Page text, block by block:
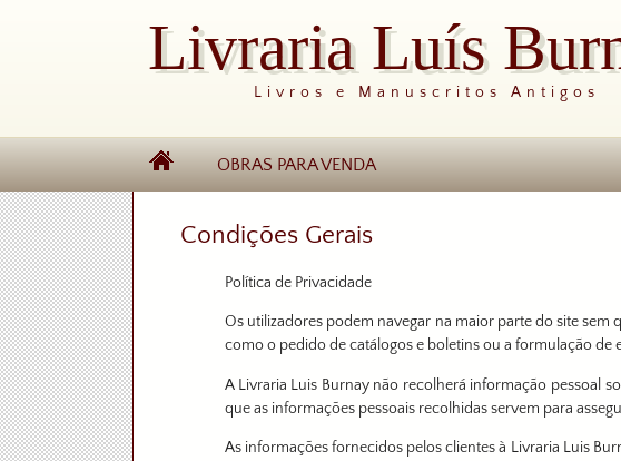
Livraria Luís
Livros e Manuscritos Antigos
OBRAS PARA VENDA
Condições Gerais
Política de Privacidade
Os utilizadores podem navegar na maior parte do site sem
como o pedido de catálogos e boletins ou a formulação de
A Livraria Luis Burnay não recolherá informação pessoal
que as informações pessoais recolhidas servem para
As informações fornecidos pelos clientes à Livraria Luis